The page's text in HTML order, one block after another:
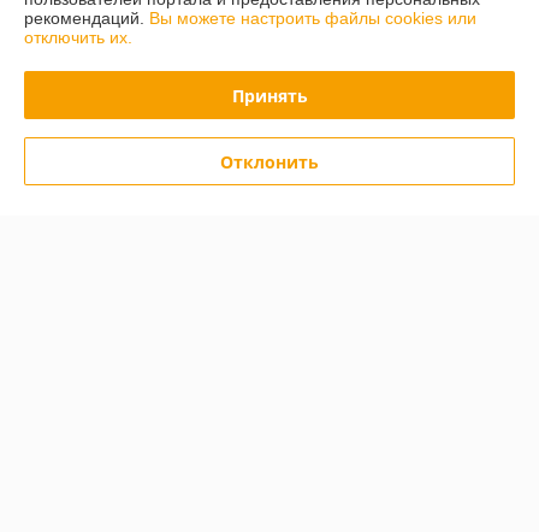
г. Минск
Минск, ул. Уручская 19, пав. 55 (нижняя парковка) , Минск,
Сегодня работает с 10:00 до 13:00
рекомендаций. Вы можете настроить файлы cookies или
отключить их.
Принять
Отклонить